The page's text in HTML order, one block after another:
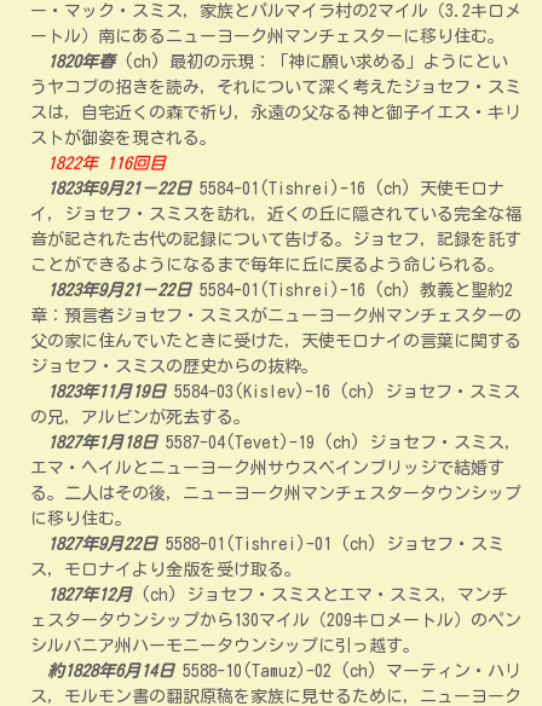
ー・マック・スミス，家族とパルマイラ村の2マイル（3.2キロメ
ートル）南にあるニューヨーク州マンチェスターに移り住む。
1820年春 (ch) 最初の示現：「神に願い求める」ようにとい
うヤコブの招きを読み，それについて深く考えたジョセフ・スミ
スは，自宅近くの森で祈り，永遠の父なる神と御子イエス・キリ
ストが御姿を現される。
1822年 116回目
1823年9月21－22日 5584-01(Tishrei)-16 (ch) 天使モロナ
イ，ジョセフ・スミスを訪れ，近くの丘に隠されている完全な福
音が記された古代の記録について告げる。ジョセフ，記録を託す
ことができるようになるまで毎年に丘に戻るよう命じられる。
1823年9月21－22日 5584-01(Tishrei)-16 (ch) 教義と聖約2
章：預言者ジョセフ・スミスがニューヨーク州マンチェスターの
父の家に住んでいたときに受けた，天使モロナイの言葉に関する
ジョセフ・スミスの歴史からの抜粋。
1823年11月19日 5584-03(Kislev)-16 (ch) ジョセフ・スミス
の兄，アルビンが死去する。
1827年1月18日 5587-04(Tevet)-19 (ch) ジョセフ・スミス，
エマ・ヘイルとニューヨーク州サウスベインブリッジで結婚す
る。二人はその後，ニューヨーク州マンチェスタータウンシップ
に移り住む。
1827年9月22日 5588-01(Tishrei)-01 (ch) ジョセフ・スミ
ス，モロナイより金版を受け取る。
1827年12月 (ch) ジョセフ・スミスとエマ・スミス，マンチ
ェスタータウンシップから130マイル（209キロメートル）のペン
シルバニア州ハーモニータウンシップに引っ越す。
約1828年6月14日 5588-10(Tamuz)-02 (ch) マーティン・ハリ
ス，モルモン書の翻訳原稿を家族に見せるために，ニューヨーク